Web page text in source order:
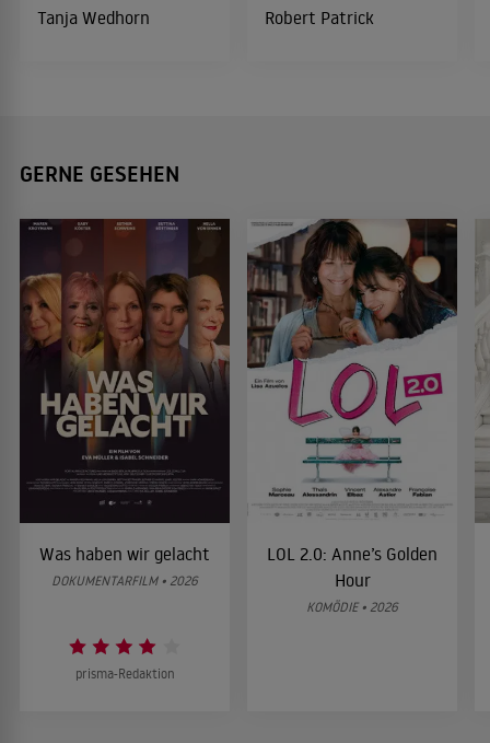
Tanja Wedhorn Robert Patrick
GERNE GESEHEN
Was haben wir gelacht
DOKUMENTARFILM • 2026
prisma-Redaktion
LOL 2.0: Anne’s Golden
Hour
KOMÖDIE • 2026